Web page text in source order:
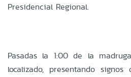
Presidencial Regional.
Pasadas la 1:00 de la
localizado, presentando